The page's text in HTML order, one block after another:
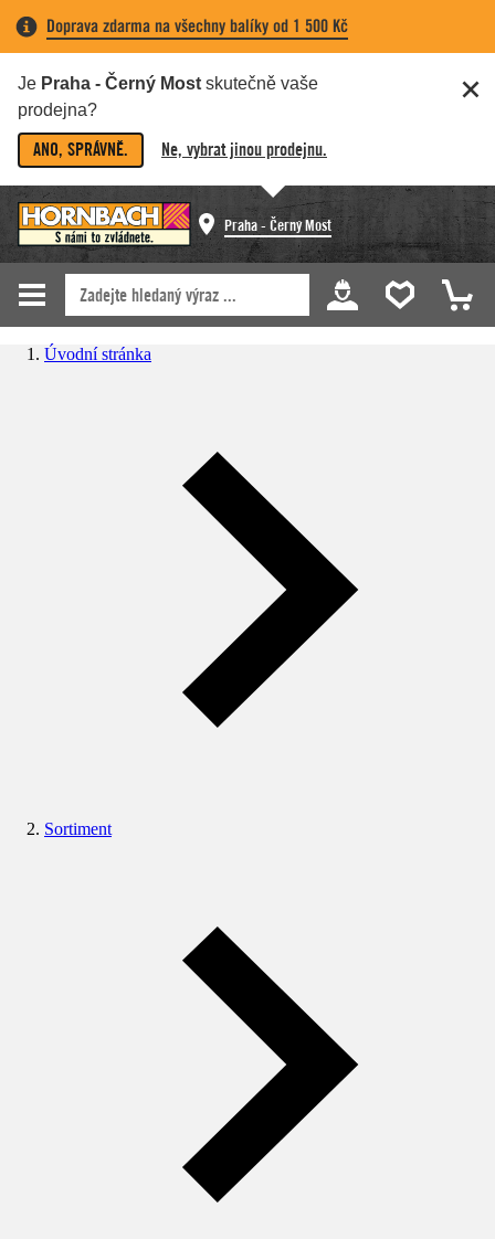
Doprava zdarma na všechny balíky od 1 500 Kč
Je Praha - Černý Most skutečně vaše
prodejna?
ANO, SPRÁVNĚ. Ne, vybrat jinou prodejnu.
Praha - Černý Most
Úvodní stránka
Sortiment